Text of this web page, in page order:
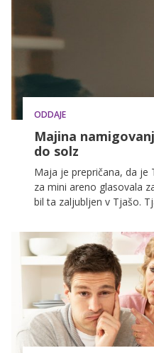
ODDAJE
Majina
do solz
Maja je prepričana, da je
za mini areno glasovala
bil ta zaljubljen v Tjašo.
Kmečkega lista pa je